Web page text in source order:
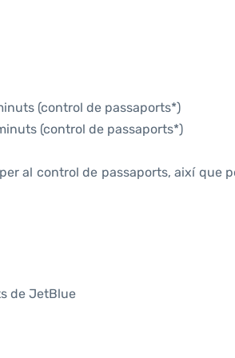
(control de passaports*)
(control de passaports*)
al control de passaports, així que
de JetBlue